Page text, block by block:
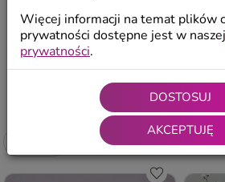
Start
4.96 / 5
Do schowka
Więcej informacji na temat plików
prywatności dostępne jest w naszej
prywatności.
DOSTOSUJ
AKCEPTUJĘ